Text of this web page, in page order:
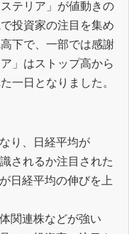
テリア」が値動きの
投資家の注目を集め
下で、一部では感謝
」はストップ高から
一日となりました。
り、日経平均が
されるか注目された
日経平均の伸びを上
関連株などが強い